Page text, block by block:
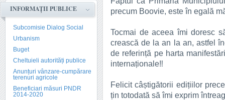
INFORMAȚII PUBLICE
Subcomisie Dialog Social
Urbanism
Buget
Cheltuieli autorități publice
Anunțuri vânzare-cumpărare
terenuri agricole
Beneficiari măsuri PNDR
2014-2020
precum Boovie, este în egală
Tocmai de aceea îmi doresc
crească de la an la an, astfel
de referință pe harta
internaționale‼️
Felicit câștigătorii edițiilor
țin totodată să îmi exprim